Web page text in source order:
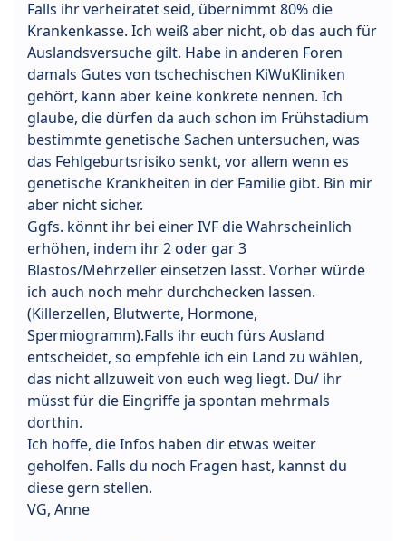
Falls ihr verheiratet seid, übernimmt 80% die
Krankenkasse. Ich weiß aber nicht, ob das auch für
Auslandsversuche gilt. Habe in anderen Foren
damals Gutes von tschechischen KiWuKliniken
gehört, kann aber keine konkrete nennen. Ich
glaube, die dürfen da auch schon im Frühstadium
bestimmte genetische Sachen untersuchen, was
das Fehlgeburtsrisiko senkt, vor allem wenn es
genetische Krankheiten in der Familie gibt. Bin mir
aber nicht sicher.
Ggfs. könnt ihr bei einer IVF die Wahrscheinlich
erhöhen, indem ihr 2 oder gar 3
Blastos/Mehrzeller einsetzen lasst. Vorher würde
ich auch noch mehr durchchecken lassen.
(Killerzellen, Blutwerte, Hormone,
Spermiogramm).Falls ihr euch fürs Ausland
entscheidet, so empfehle ich ein Land zu wählen,
das nicht allzuweit von euch weg liegt. Du/ ihr
müsst für die Eingriffe ja spontan mehrmals
dorthin.
Ich hoffe, die Infos haben dir etwas weiter
geholfen. Falls du noch Fragen hast, kannst du
diese gern stellen.
VG, Anne